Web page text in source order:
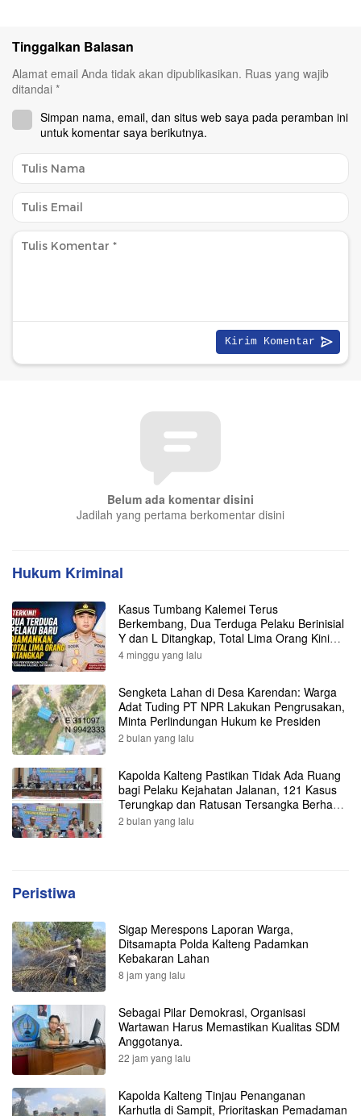
Tinggalkan Balasan
Alamat email Anda tidak akan dipublikasikan. Ruas yang wajib
ditandai *
Simpan nama, email, dan situs web saya pada peramban ini
untuk komentar saya berikutnya.
Belum ada komentar disini
Jadilah yang pertama berkomentar disini
Hukum Kriminal
Kasus Tumbang Kalemei Terus
Berkembang, Dua Terduga Pelaku Berinisial
Y dan L Ditangkap, Total Lima Orang Kini
Diamankan Polisi
4 minggu yang lalu
Sengketa Lahan di Desa Karendan: Warga
Adat Tuding PT NPR Lakukan Pengrusakan,
Minta Perlindungan Hukum ke Presiden
2 bulan yang lalu
Kapolda Kalteng Pastikan Tidak Ada Ruang
bagi Pelaku Kejahatan Jalanan, 121 Kasus
Terungkap dan Ratusan Tersangka Berhasil
Dibekuk
2 bulan yang lalu
Peristiwa
Sigap Merespons Laporan Warga,
Ditsamapta Polda Kalteng Padamkan
Kebakaran Lahan
8 jam yang lalu
Sebagai Pilar Demokrasi, Organisasi
Wartawan Harus Memastikan Kualitas SDM
Anggotanya.
22 jam yang lalu
Kapolda Kalteng Tinjau Penanganan
Karhutla di Sampit, Prioritaskan Pemadaman